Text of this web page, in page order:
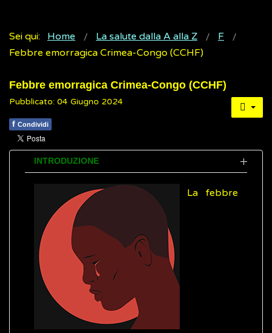
Sei qui: Home La salute dalla A alla Z
F
Febbre emorragica Crimea-Congo (CCHF)
Febbre emorragica Crimea-Congo (CCHF)
Pubblicato: 04 Giugno 2024
f Condividi
INTRODUZIONE
La febbre